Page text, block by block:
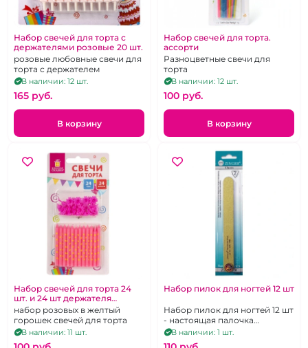
Набор свечей для торта с
держателями розовые 20 шт.
розовые любовные свечи для
торта с держателем
В наличии: 12 шт.
165 pуб.
В корзину
Набор свечей для торта.
ассорти
Разноцветные свечи для
торта
В наличии: 12 шт.
100 pуб.
В корзину
Набор свечей для торта 24
шт. и 24 шт держателя
розовые
набор розовых в желтый
горошек свечей для торта
В наличии: 11 шт.
Набор пилок для ногтей 12 шт
Набор пилок для ногтей 12 шт
- настоящая палочка
выручалочка
В наличии: 1 шт.